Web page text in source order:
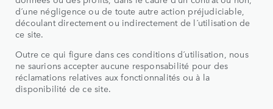
d´une négligence ou de toute autre action préjudiciable,
découlant directement ou indirectement de l´utilisation de
ce site.
Outre ce qui figure dans ces conditions d´utilisation, nous
ne saurions accepter aucune responsabilité pour des
réclamations relatives aux fonctionnalités ou à la
disponibilité de ce site.